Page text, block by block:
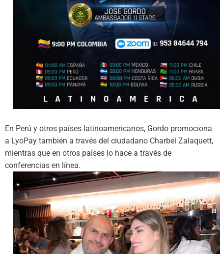
En Perú y otros países latinoamericanos, Gordo promociona
a LyoPay también a través del ciudadano Charbel Zalaquett,
mientras que en otros países lo hace a través de
conferencias en línea.